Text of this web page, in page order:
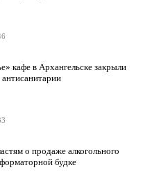
кафе в Архангельске закрыли
антисанитарии
о продаже алкогольного
будке